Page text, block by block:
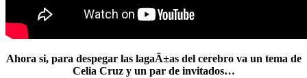
Ahora si, para despegar las lagaÃ±as del cerebro va un tema de
Celia Cruz y un par de invitados…